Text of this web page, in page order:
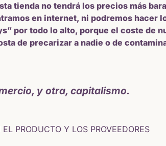
tienda no tendrá los precios más
en internet, ni podremos hacer
por todo lo alto, porque el coste de
de precarizar a nadie o de
y otra, capitalismo.
PRODUCTO Y LOS PROVEEDORES